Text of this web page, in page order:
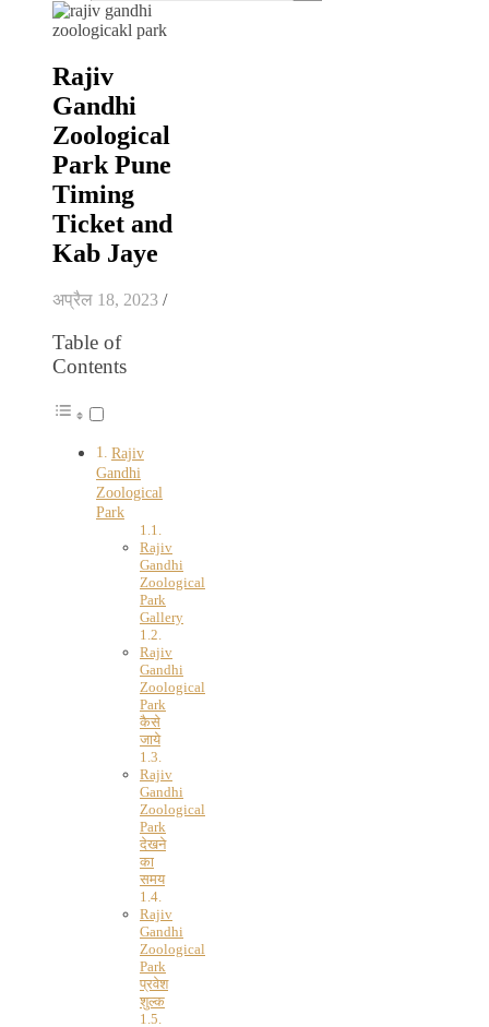
Rajiv
Gandhi
Zoological
Park Pune
Timing
Ticket and
Kab Jaye
अप्रैल 18, 2023 /
Table of
Contents
Rajiv
Gandhi
Zoological
Park
Rajiv
Gandhi
Zoological
Park
Gallery
Rajiv
Gandhi
Zoological
Park
कैसे
जाये
Rajiv
Gandhi
Zoological
Park
देखने
का
समय
Rajiv
Gandhi
Zoological
Park
प्रवेश
शुल्क